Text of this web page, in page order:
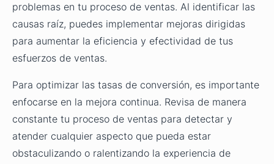
problemas en tu proceso de ventas. Al identificar las
causas raíz, puedes implementar mejoras dirigidas
para aumentar la eficiencia y efectividad de tus
esfuerzos de ventas.
Para optimizar las tasas de conversión, es importante
enfocarse en la mejora continua. Revisa de manera
constante tu proceso de ventas para detectar y
atender cualquier aspecto que pueda estar
obstaculizando o ralentizando la experiencia de